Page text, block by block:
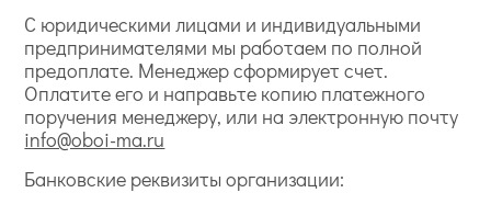
С юридическими лицами и индивидуальными
предпринимателями мы работаем по полной
предоплате. Менеджер сформирует счет.
Оплатите его и направьте копию платежного
поручения менеджеру, или на электронную почту
info@oboi-ma.ru
Банковские реквизиты организации: